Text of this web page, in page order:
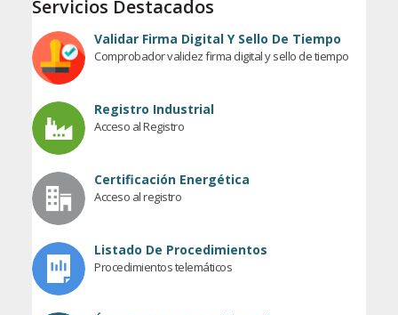
Servicios Destacados
Validar Firma Digital Y Sello De Tiempo
Comprobador validez firma digital y sello de tiempo
Registro Industrial
Acceso al Registro
Certificación Energética
Acceso al registro
Listado De Procedimientos
Procedimientos telemáticos